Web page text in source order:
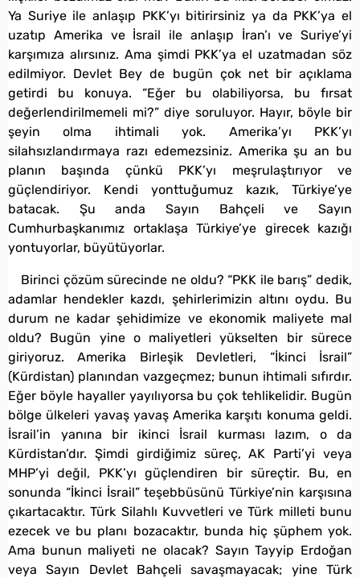
Ya Suriye ile anlaşıp PKK’yı bitirirsiniz ya da PKK’ya el
uzatıp Amerika ve İsrail ile anlaşıp İran’ı ve Suriye’yi
karşımıza alırsınız. Ama şimdi PKK’ya el uzatmadan söz
edilmiyor. Devlet Bey de bugün çok net bir açıklama
getirdi bu konuya. “Eğer bu olabiliyorsa, bu fırsat
değerlendirilmemeli mi?” diye soruluyor. Hayır, böyle bir
şeyin olma ihtimali yok. Amerika’yı PKK’yı
silahsızlandırmaya razı edemezsiniz. Amerika şu an bu
planın başında çünkü PKK’yı meşrulaştırıyor ve
güçlendiriyor. Kendi yonttuğumuz kazık, Türkiye’ye
batacak. Şu anda Sayın Bahçeli ve Sayın
Cumhurbaşkanımız ortaklaşa Türkiye’ye girecek kazığı
yontuyorlar, büyütüyorlar.
Birinci çözüm sürecinde ne oldu? “PKK ile barış” dedik,
adamlar hendekler kazdı, şehirlerimizin altını oydu. Bu
durum ne kadar şehidimize ve ekonomik maliyete mal
oldu? Bugün yine o maliyetleri yükselten bir sürece
giriyoruz. Amerika Birleşik Devletleri, “İkinci İsrail”
(Kürdistan) planından vazgeçmez; bunun ihtimali sıfırdır.
Eğer böyle hayaller yayılıyorsa bu çok tehlikelidir. Bugün
bölge ülkeleri yavaş yavaş Amerika karşıtı konuma geldi.
İsrail’in yanına bir ikinci İsrail kurması lazım, o da
Kürdistan’dır. Şimdi girdiğimiz süreç, AK Parti’yi veya
MHP’yi değil, PKK’yı güçlendiren bir süreçtir. Bu, en
sonunda “İkinci İsrail” teşebbüsünü Türkiye’nin karşısına
çıkartacaktır. Türk Silahlı Kuvvetleri ve Türk milleti bunu
ezecek ve bu planı bozacaktır, bunda hiç şüphem yok.
Ama bunun maliyeti ne olacak? Sayın Tayyip Erdoğan
veya Sayın Devlet Bahçeli savaşmayacak; yine Türk